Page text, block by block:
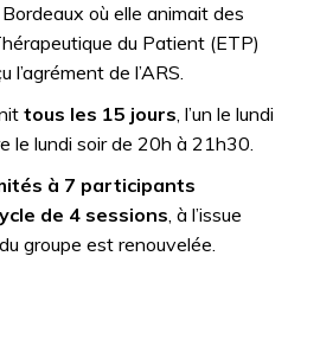
où elle animait des
du Patient (ETP)
l’agrément de l’ARS.
tous les 15 jours, l’un le lundi
le lundi soir de 20h à 21h30.
à 7 participants
de 4 sessions, à l’issue
groupe est renouvelée.